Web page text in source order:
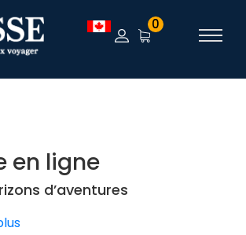
0
en ligne
d’aventures